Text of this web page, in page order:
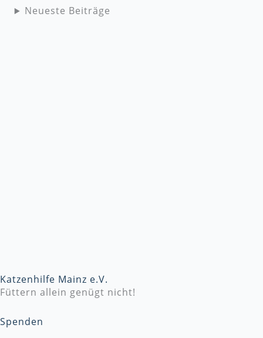
Neueste Beiträge
Katzenhilfe Mainz e.V.
Füttern allein genügt nicht!
Spenden